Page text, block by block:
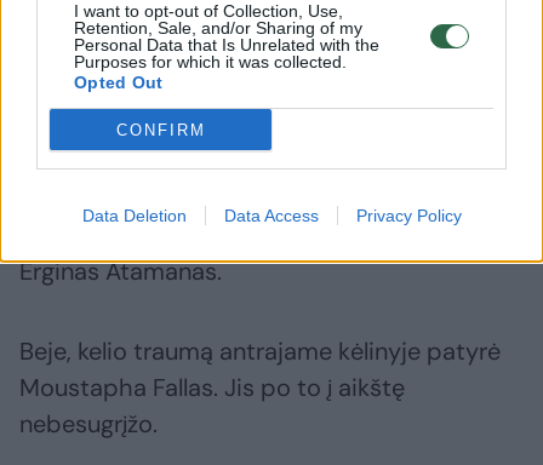
I want to opt-out of Collection, Use,
Retention, Sale, and/or Sharing of my
Personal Data that Is Unrelated with the
Purposes for which it was collected.
Opted Out
CONFIRM
Data Deletion Data Access Privacy Policy
Abiejų komandų suolai rungtynėse užsidirbo
technines pražangas, o iš aikštės už
nepadorų gestą varžovų sirgaliams buvo
išvarytas ir Evanas Fournier.
Aikštę anksčiau laiko paliko ir vėl išvarytas
Erginas Atamanas.
Beje, kelio traumą antrajame kėlinyje patyrė
Moustapha Fallas. Jis po to į aikštę
nebesugrįžo.